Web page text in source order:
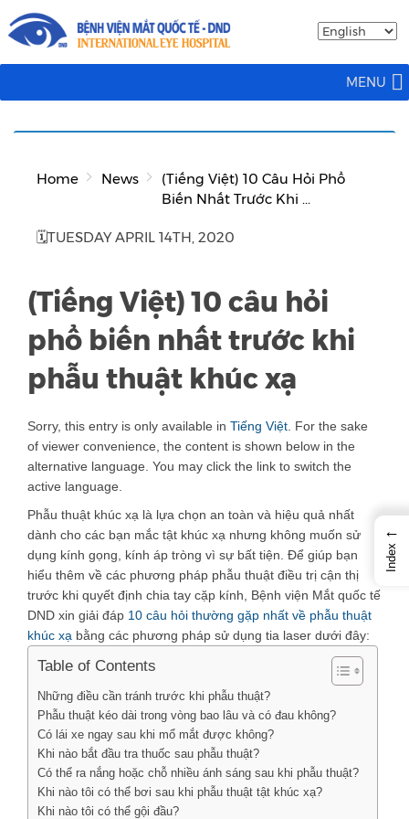
MENU
Home News
(Tiếng Việt) 10 Câu Hỏi Phổ
Biến Nhất Trước Khi ...
🗓TUESDAY APRIL 14TH, 2020
(Tiếng Việt) 10 câu hỏi
phổ biến nhất trước khi
phẫu thuật khúc xạ
Sorry, this entry is only available in Tiếng Việt. For the sake
of viewer convenience, the content is shown below in the
alternative language. You may click the link to switch the
active language.
Phẫu thuật khúc xạ là lựa chọn an toàn và hiệu quả nhất
dành cho các bạn mắc tật khúc xạ nhưng không muốn sử
dụng kính gọng, kính áp tròng vì sự bất tiện. Để giúp bạn
hiểu thêm về các phương pháp phẫu thuật điều trị cận thị
trước khi quyết định chia tay cặp kính, Bệnh viện Mắt quốc tế
DND xin giải đáp 10 câu hỏi thường gặp nhất về phẫu thuật
khúc xạ bằng các phương pháp sử dụng tia laser dưới đây:
Table of Contents
Những điều cần tránh trước khi phẫu thuật?
Phẫu thuật kéo dài trong vòng bao lâu và có đau không?
Có lái xe ngay sau khi mổ mắt được không?
Khi nào bắt đầu tra thuốc sau phẫu thuật?
Có thể ra nắng hoặc chỗ nhiều ánh sáng sau khi phẫu thuật?
Khi nào tôi có thể bơi sau khi phẫu thuật tật khúc xạ?
Khi nào tôi có thể gội đầu?
←
Index